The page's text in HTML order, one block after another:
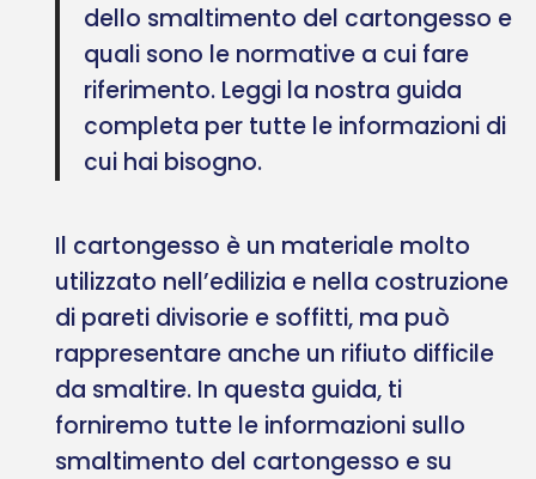
dello smaltimento del cartongesso e
quali sono le normative a cui fare
riferimento. Leggi la nostra guida
completa per tutte le informazioni di
cui hai bisogno.
Il cartongesso è un materiale molto
utilizzato nell’edilizia e nella costruzione
di pareti divisorie e soffitti, ma può
rappresentare anche un rifiuto difficile
da smaltire. In questa guida, ti
forniremo tutte le informazioni sullo
smaltimento del cartongesso e su